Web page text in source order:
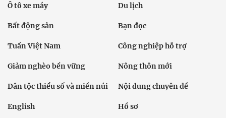
Ô tô xe máy Du lịch
Bất động sản Bạn đọc
Tuần Việt Nam Công nghiệp hỗ trợ
Giảm nghèo bền vững Nông thôn mới
Dân tộc thiểu số và miền núi Nội dung chuyên đề
English Hồ sơ